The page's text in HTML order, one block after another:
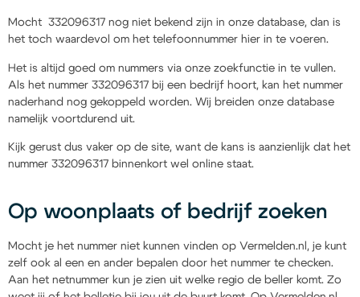
Mocht 332096317 nog niet bekend zijn in onze database, dan is
het toch waardevol om het telefoonnummer hier in te voeren.
Het is altijd goed om nummers via onze zoekfunctie in te vullen.
Als het nummer 332096317 bij een bedrijf hoort, kan het nummer
naderhand nog gekoppeld worden. Wij breiden onze database
namelijk voortdurend uit.
Kijk gerust dus vaker op de site, want de kans is aanzienlijk dat het
nummer 332096317 binnenkort wel online staat.
Op woonplaats of bedrijf zoeken
Mocht je het nummer niet kunnen vinden op Vermelden.nl, je kunt
zelf ook al een en ander bepalen door het nummer te checken.
Aan het netnummer kun je zien uit welke regio de beller komt. Zo